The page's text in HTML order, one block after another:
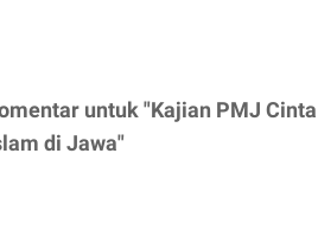
untuk "Kajian PMJ
di Jawa"